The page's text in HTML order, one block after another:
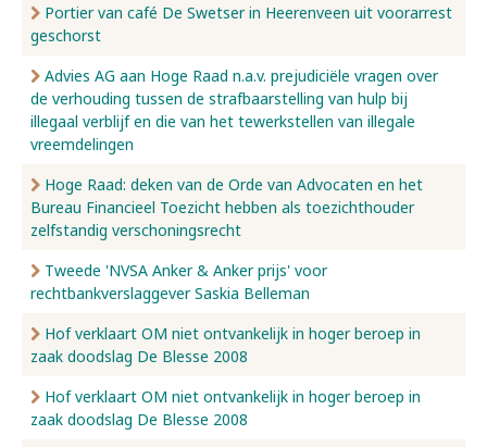
Portier van café De Swetser in Heerenveen uit voorarrest
geschorst
Advies AG aan Hoge Raad n.a.v. prejudiciële vragen over
de verhouding tussen de strafbaarstelling van hulp bij
illegaal verblijf en die van het tewerkstellen van illegale
vreemdelingen
Hoge Raad: deken van de Orde van Advocaten en het
Bureau Financieel Toezicht hebben als toezichthouder
zelfstandig verschoningsrecht
Tweede 'NVSA Anker & Anker prijs' voor
rechtbankverslaggever Saskia Belleman
Hof verklaart OM niet ontvankelijk in hoger beroep in
zaak doodslag De Blesse 2008
Hof verklaart OM niet ontvankelijk in hoger beroep in
zaak doodslag De Blesse 2008